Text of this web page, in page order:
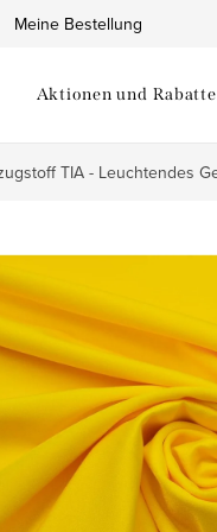
Meine Bestellung
Aktionen und Rabatte
TIA - Leuchtendes